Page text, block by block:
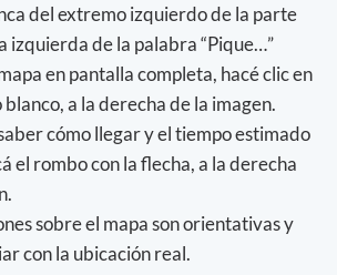
del extremo izquierdo de la parte
izquierda de la palabra “Pique…”
en pantalla completa, hacé clic en
a la derecha de la imagen.
cómo llegar y el tiempo estimado
el rombo con la flecha, a la derecha
sobre el mapa son orientativas y
con la ubicación real.